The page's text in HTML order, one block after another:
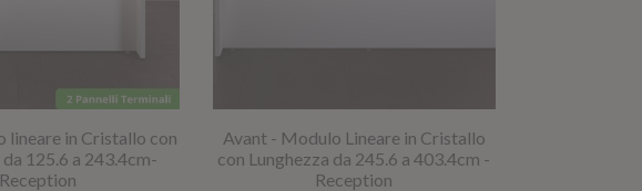
lineare in Cristallo con
da 125.6 a 243.4cm-
Reception
Avant - Modulo Lineare in Cristallo
con Lunghezza da 245.6 a 403.4cm -
Reception